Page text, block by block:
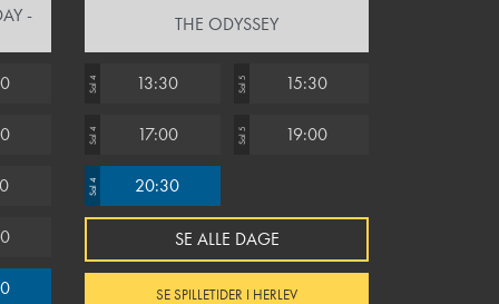
- THE ODYSSEY
Sal 4 13:30 Sal 5 15:30
Sal 4 17:00 Sal 5 19:00
Sal 4 20:30
SE ALLE DAGE
SE SPILLETIDER I HERLEV